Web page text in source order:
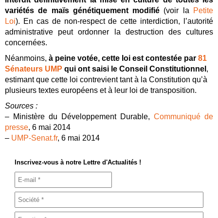
variétés de maïs génétiquement modifié (voir la
Petite
Loi). En cas de non-respect de cette interdiction, l’autorité
administrative peut ordonner la destruction des cultures
concernées.
Néanmoins, à peine votée, cette loi est contestée par 81
Sénateurs UMP qui ont saisi le Conseil Constitutionnel ,
estimant que cette loi contrevient tant à la Constitution qu’à
plusieurs textes européens et à leur loi de transposition.
Sources :
– Ministère du Développement Durable, Communiqué de
presse, 6 mai 2014
– UMP-Senat.fr, 6 mai 2014
Inscrivez-vous à notre Lettre d'Actualités !